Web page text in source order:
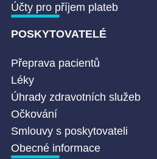
Účty pro příjem plateb
POSKYTOVATELÉ
Přeprava pacientů
Léky
Úhrady zdravotních služeb
Očkování
Smlouvy s poskytovateli
Obecné informace